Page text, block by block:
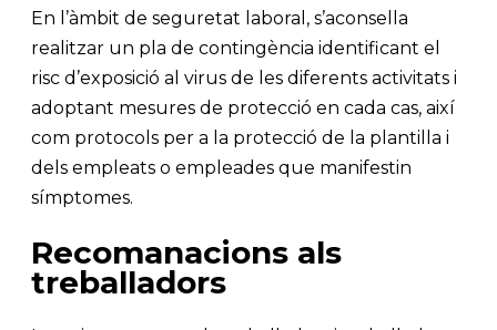
En l’àmbit de seguretat laboral, s’aconsella
realitzar un pla de contingència identificant el
risc d’exposició al virus de les diferents activitats i
adoptant mesures de protecció en cada cas, així
com protocols per a la protecció de la plantilla i
dels empleats o empleades que manifestin
símptomes.
Recomanacions als
treballadors